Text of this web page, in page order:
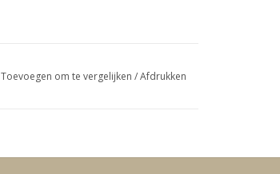
Toevoegen om te vergelijken /Afdrukken